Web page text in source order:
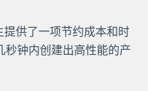
供了一项节约成本和时
秒钟内创建出高性能的产